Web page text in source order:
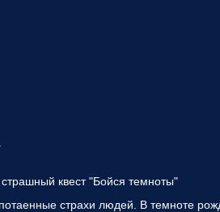
квест "Бойся темноты"
страхи людей. В темноте